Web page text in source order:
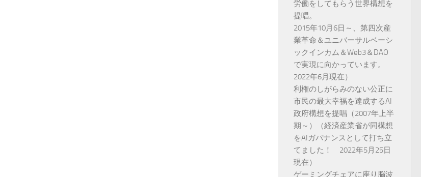
労働をしてもらう世界構想を
提唱。
2015年10月6日～、第四次産
業革命＆ユニバーサルベーシ
ックインカム＆Web3＆DAO
で実現に向かっています。
2022年6月現在）
利権のしがらみのない公正に
市民の最大幸福を達成するAI
政府構想を提唱（2007年上半
期～）（経済産業省が同構想
をAIガバナンスとして打ち立
てました！ 2022年5月25日
現在）
ゲーミングチェアに座り脳波